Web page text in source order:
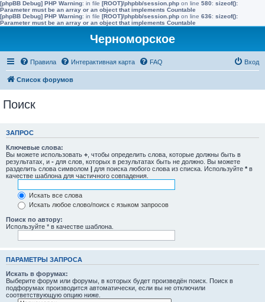
[phpBB Debug] PHP Warning: in file [ROOT]/phpbb/session.php on line 580: sizeof():
Parameter must be an array or an object that implements Countable
[phpBB Debug] PHP Warning: in file [ROOT]/phpbb/session.php on line 636: sizeof():
Parameter must be an array or an object that implements Countable
Черноморское
Правила Интерактивная карта FAQ Вход
Список форумов
Поиск
ЗАПРОС
Ключевые слова:
Вы можете использовать + , чтобы определить слова, которые должны быть в
результатах, и - для слов, которых в результатах быть не должно. Вы можете
разделить слова символом | для поиска любого слова из списка. Используйте * в
качестве шаблона для частичного совпадения.
Искать все слова
Искать любое слово/поиск с языком запросов
Поиск по автору:
Используйте * в качестве шаблона.
ПАРАМЕТРЫ ЗАПРОСА
Искать в форумах:
Выберите форум или форумы, в которых будет произведён поиск. Поиск в
подфорумах производится автоматически, если вы не отключили
соответствующую опцию ниже.